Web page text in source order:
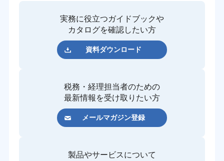
実務に役立つガイドブックや
カタログを確認したい方
資料ダウンロード
税務・経理担当者のための
最新情報を受け取りたい方
メールマガジン登録
製品やサービスについて